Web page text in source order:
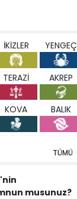
İKİZLER YENGEÇ
TERAZİ AKREP
KOVA BALIK
TÜMÜ
musunuz?